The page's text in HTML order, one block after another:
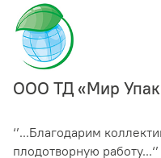
ООО ТД «Мир
‘’...Благодарим
плодотворную работу...‘’